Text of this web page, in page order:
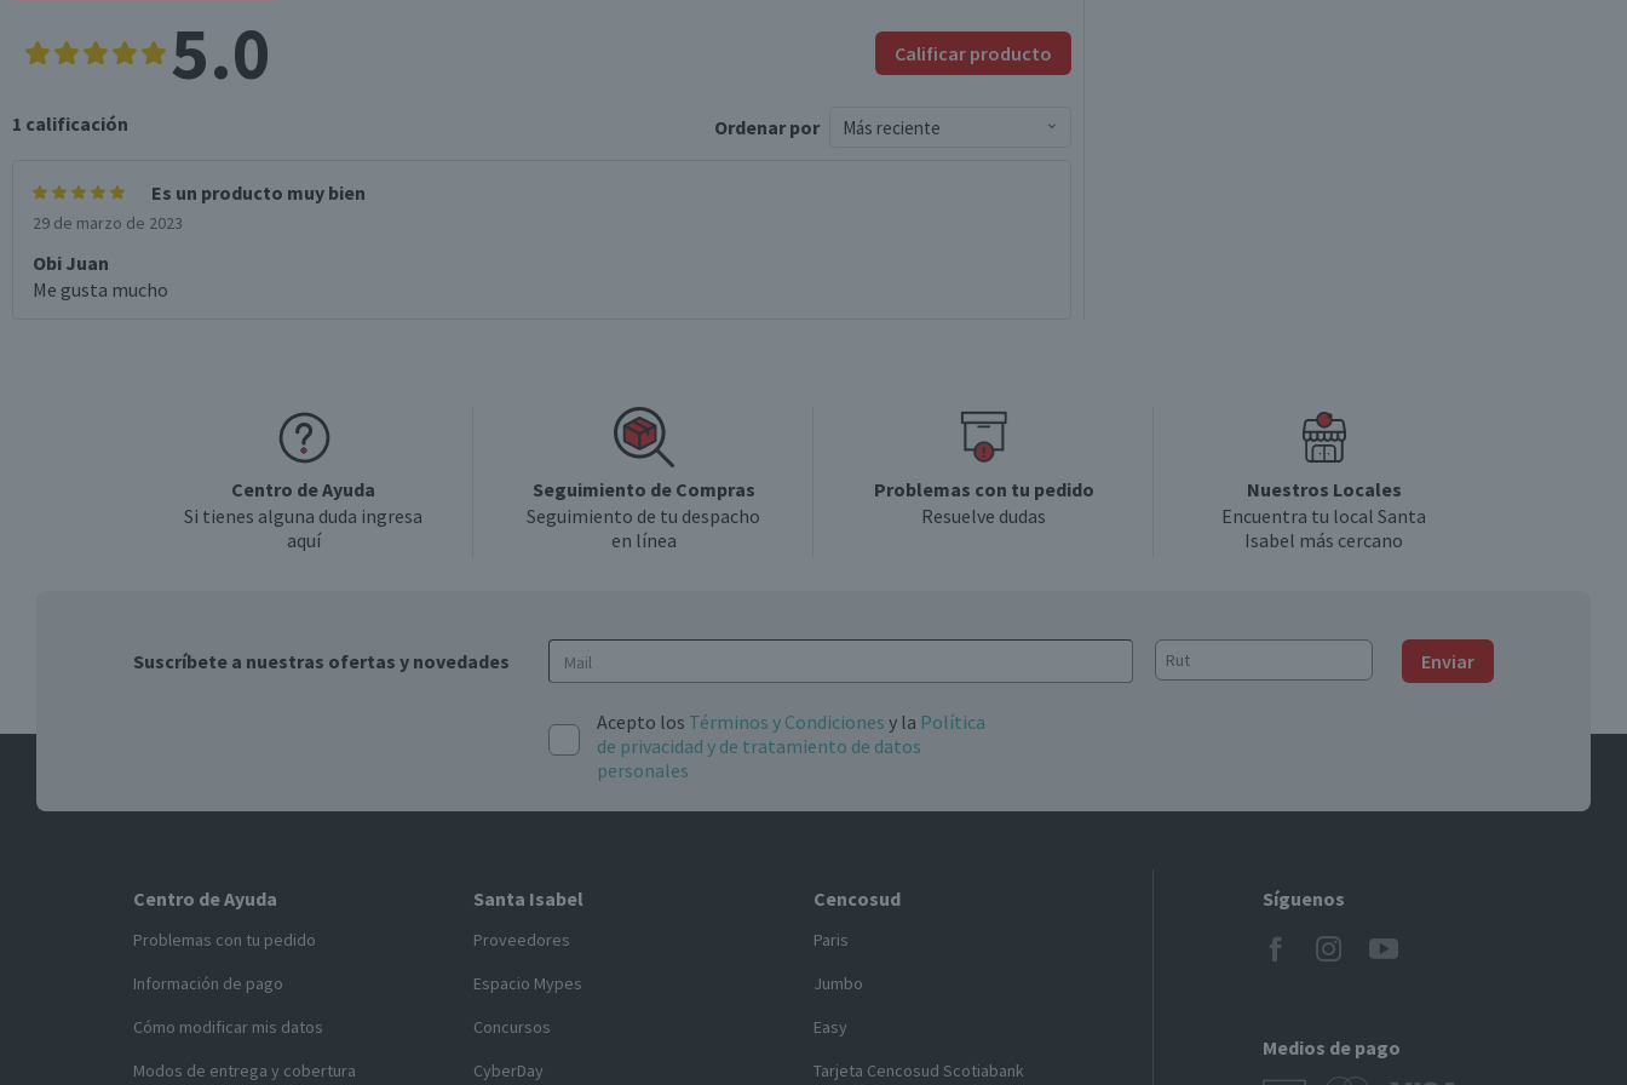
5.0 Calificar producto
1 calificación Ordenar por Más reciente
Es un producto muy bien
29 de marzo de 2023
Obi Juan
Me gusta mucho
Centro de Ayuda
Si tienes alguna duda ingresa
aquí
Seguimiento de Compras
Seguimiento de tu despacho
en línea
Problemas con tu pedido
Resuelve dudas
Nuestros Locales
Encuentra tu local Santa
Isabel más cercano
Suscríbete a nuestras ofertas y novedades Enviar
Acepto los Términos y Condiciones y la Política
de privacidad y de tratamiento de datos
personales
Centro de Ayuda
Problemas con tu pedido
Información de pago
Cómo modificar mis datos
Modos de entrega y cobertura
Santa Isabel
Proveedores
Espacio Mypes
Concursos
CyberDay
Cencosud
Paris
Jumbo
Easy
Tarjeta Cencosud Scotiabank
Síguenos
Medios de pago